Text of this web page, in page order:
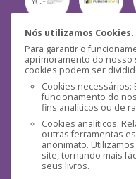
Nós utilizamos Cookies.
Para garantir o
aprimoramento do nosso
cookies podem ser
Cookies necessários:
funcionamento do
fins analíticos ou de
Cookies analíticos:
outras ferramentas
anonimato.
site, tornando mais
seus livros.